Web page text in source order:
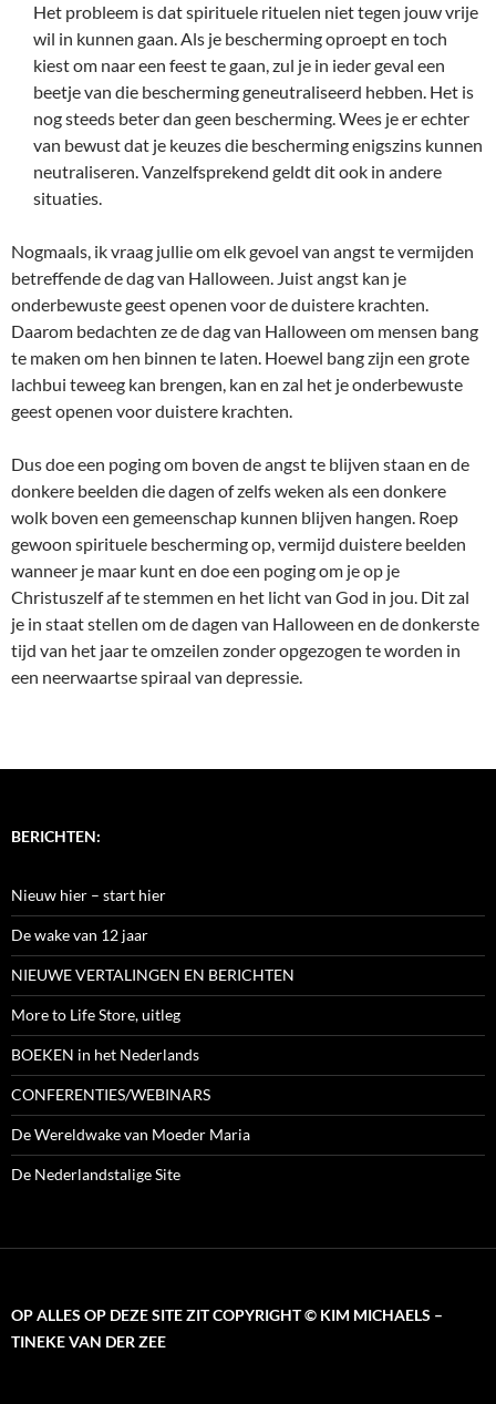
Het probleem is dat spirituele rituelen niet tegen jouw vrije
wil in kunnen gaan. Als je bescherming oproept en toch
kiest om naar een feest te gaan, zul je in ieder geval een
beetje van die bescherming geneutraliseerd hebben. Het is
nog steeds beter dan geen bescherming. Wees je er echter
van bewust dat je keuzes die bescherming enigszins kunnen
neutraliseren. Vanzelfsprekend geldt dit ook in andere
situaties.
Nogmaals, ik vraag jullie om elk gevoel van angst te vermijden
betreffende de dag van Halloween. Juist angst kan je
onderbewuste geest openen voor de duistere krachten.
Daarom bedachten ze de dag van Halloween om mensen bang
te maken om hen binnen te laten. Hoewel bang zijn een grote
lachbui teweeg kan brengen, kan en zal het je onderbewuste
geest openen voor duistere krachten.
Dus doe een poging om boven de angst te blijven staan en de
donkere beelden die dagen of zelfs weken als een donkere
wolk boven een gemeenschap kunnen blijven hangen. Roep
gewoon spirituele bescherming op, vermijd duistere beelden
wanneer je maar kunt en doe een poging om je op je
Christuszelf af te stemmen en het licht van God in jou. Dit zal
je in staat stellen om de dagen van Halloween en de donkerste
tijd van het jaar te omzeilen zonder opgezogen te worden in
een neerwaartse spiraal van depressie.
BERICHTEN:
Nieuw hier – start hier
De wake van 12 jaar
NIEUWE VERTALINGEN EN BERICHTEN
More to Life Store, uitleg
BOEKEN in het Nederlands
CONFERENTIES/WEBINARS
De Wereldwake van Moeder Maria
De Nederlandstalige Site
OP ALLES OP DEZE SITE ZIT COPYRIGHT © KIM MICHAELS –
TINEKE VAN DER ZEE